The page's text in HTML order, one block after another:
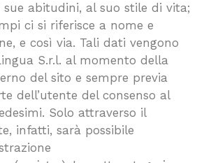
abitudini, al suo stile di vita;
ci si riferisce a nome e
e così via. Tali dati vengono
S.r.l. al momento della
del sito e sempre previa
dell’utente del consenso al
Solo attraverso il
infatti, sarà possibile